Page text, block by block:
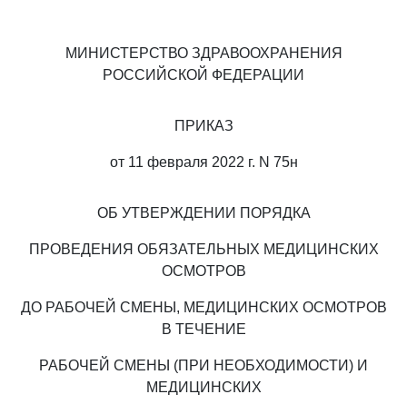
МИНИСТЕРСТВО ЗДРАВООХРАНЕНИЯ
РОССИЙСКОЙ ФЕДЕРАЦИИ
ПРИКАЗ
от 11 февраля 2022 г. N 75н
ОБ УТВЕРЖДЕНИИ ПОРЯДКА
ПРОВЕДЕНИЯ ОБЯЗАТЕЛЬНЫХ МЕДИЦИНСКИХ
ОСМОТРОВ
ДО РАБОЧЕЙ СМЕНЫ, МЕДИЦИНСКИХ ОСМОТРОВ
В ТЕЧЕНИЕ
РАБОЧЕЙ СМЕНЫ (ПРИ НЕОБХОДИМОСТИ) И
МЕДИЦИНСКИХ